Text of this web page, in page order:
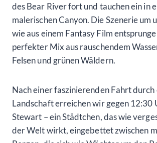
des Bear River fort und tauchen ein in
malerischen Canyon. Die Szenerie um
wie aus einem Fantasy Film
perfekter Mix aus rauschendem
Felsen und grünen Wäldern.
Nach einer faszinierenden Fahrt durch
Landschaft erreichen wir gegen 12:30
Stewart – ein Städtchen, das wie
der Welt wirkt, eingebettet zwischen